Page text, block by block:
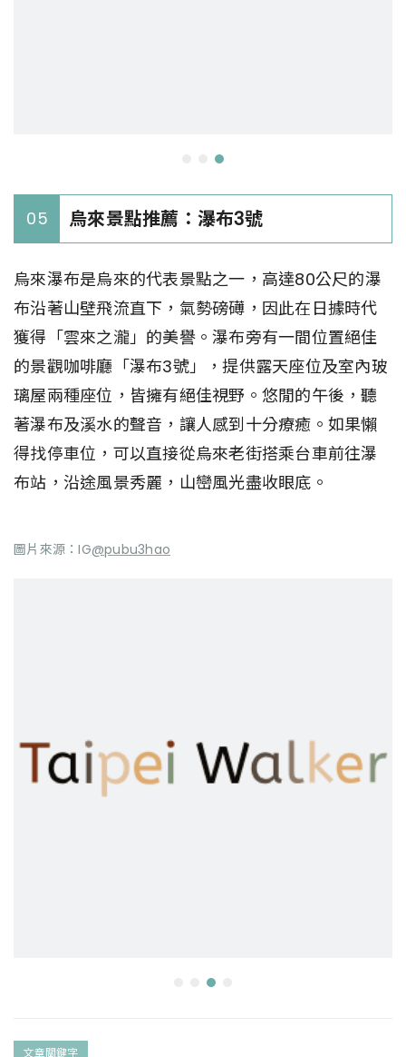
05 烏來景點推薦：瀑布3號
烏來瀑布是烏來的代表景點之一，高達80公尺的瀑
布沿著山壁飛流直下，氣勢磅礡，因此在日據時代
獲得「雲來之瀧」的美譽。瀑布旁有一間位置絕佳
的景觀咖啡廳「瀑布3號」，提供露天座位及室內玻
璃屋兩種座位，皆擁有絕佳視野。悠閒的午後，聽
著瀑布及溪水的聲音，讓人感到十分療癒。如果懶
得找停車位，可以直接從烏來老街搭乘台車前往瀑
布站，沿途風景秀麗，山巒風光盡收眼底。
圖片來源：IG@pubu3hao
文章關鍵字